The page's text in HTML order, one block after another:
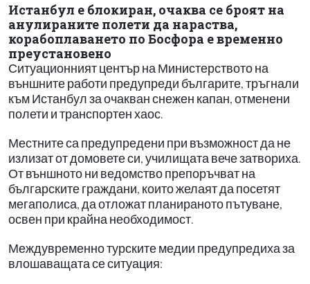
Истанбул е блокиран, очаква се броят на
анулираните полети да нараства,
корабоплаването по Босфора е временно
преустановено
Ситуационният център на Министерството на
външните работи предупреди българите, тръгнали
към Истанбул за очакван снежен капан, отменени
полети и транспортен хаос.
Местните са предупредени при възможност да не
излизат от домовете си, училищата вече затвориха.
От външното ни ведомство препоръчват на
българските граждани, които желаят да посетят
мегаполиса, да отложат планираното пътуване,
освен при крайна необходимост.
Междувременно турските медии предупредиха за
влошаващата се ситуация: